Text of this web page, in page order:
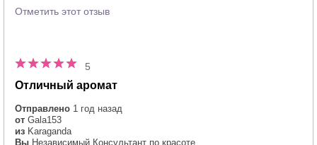
Отметить этот отзыв
5
Отличный аромат
Отправлено 1 год назад
от Gala153
из Karaganda
Вы Независимый Консультант по красоте